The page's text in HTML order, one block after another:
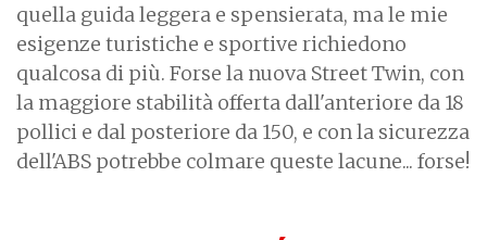
quella guida leggera e spensierata, ma le mie
esigenze turistiche e sportive richiedono
qualcosa di più. Forse la nuova Street Twin, con
la maggiore stabilità offerta dall'anteriore da 18
pollici e dal posteriore da 150, e con la sicurezza
dell'ABS potrebbe colmare queste lacune... forse!